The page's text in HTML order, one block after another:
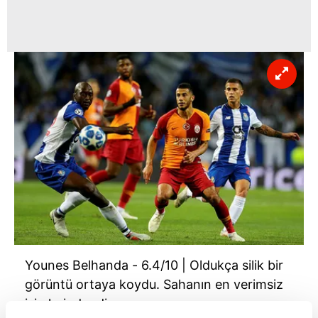
Younes Belhanda - 6.4/10 | Oldukça silik bir
görüntü ortaya koydu. Sahanın en verimsiz
isimlerindendi.